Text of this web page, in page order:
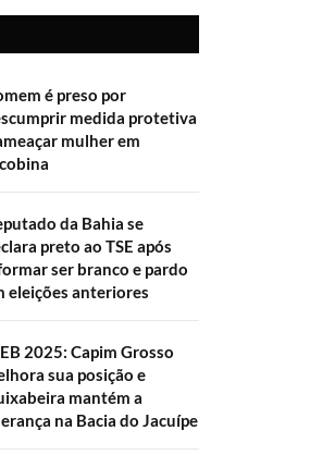
é preso por
medida protetiva
mulher em
da Bahia se
preto ao TSE após
ser branco e pardo
eleições anteriores
2025: Capim Grosso
sua posição e
mantém a
na Bacia do Jacuípe